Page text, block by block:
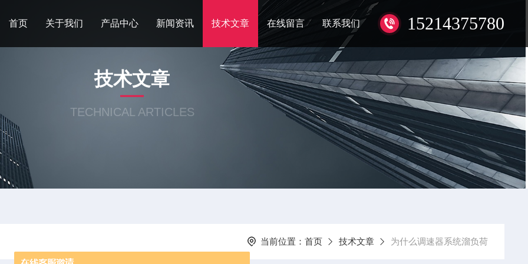
15214375780
首页 关于我们 产品中心 新闻资讯 技术文章 在线留言 联系我们
技术文章
TECHNICAL ARTICLES
当前位置： 首页 技术文章 为什么调速器系统溜负荷